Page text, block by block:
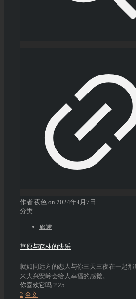
作者 夜色 on 2024年4月7日
分类
旅途
草原与森林的快乐
就如同远方的恋人与你三天三夜在一起那
来大兴安岭会给人幸福的感觉。
你喜欢它吗？ 25
2 全文